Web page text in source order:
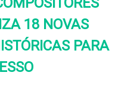
18 NOVAS
PARA